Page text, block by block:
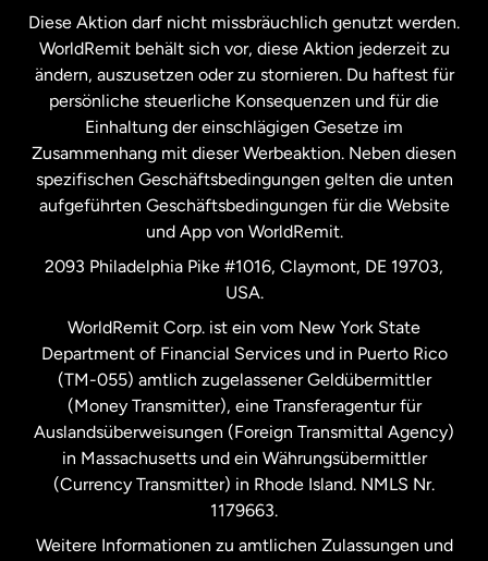
Niederlande
Schweden
Spanien
Vereinigte Staaten English
Vereinigte Staaten
Vereinigtes Königreich
Diese Aktion darf nicht missbräuchlich genutzt werden.
WorldRemit behält sich vor, diese Aktion jederzeit zu
ändern, auszusetzen oder zu stornieren. Du haftest für
persönliche steuerliche Konsequenzen und für die
Einhaltung der einschlägigen Gesetze im
Zusammenhang mit dieser Werbeaktion. Neben diesen
spezifischen Geschäftsbedingungen gelten die unten
aufgeführten Geschäftsbedingungen für die Website
und App von WorldRemit.
2093 Philadelphia Pike #1016, Claymont, DE 19703,
USA.
WorldRemit Corp. ist ein vom New York State
Department of Financial Services und in Puerto Rico
(TM-055) amtlich zugelassener Geldübermittler
(Money Transmitter), eine Transferagentur für
Auslandsüberweisungen (Foreign Transmittal Agency)
in Massachusetts und ein Währungsübermittler
(Currency Transmitter) in Rhode Island. NMLS Nr.
1179663.
Weitere Informationen zu amtlichen Zulassungen und